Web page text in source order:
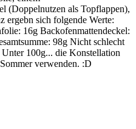
(Doppelnutzen als Topflappen),
ergebn sich folgende Werte:
16g Backofenmattendeckel:
98g Nicht schlecht
100g... die Konstellation
verwenden. :D